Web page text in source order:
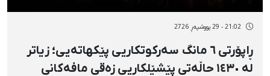
21:02 - 29 پووشپەڕ 2726
ڕاپۆرتی ٦ مانگ سەرکوتکاریی پێکهاتەیی؛ زیاتر
لە ١٤٣٠ حاڵەتی پێشێلکاریی زەقی مافەکانی